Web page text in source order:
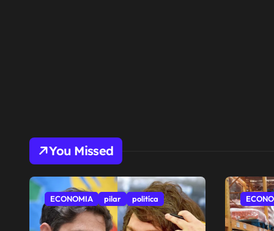
You Missed
ECONOMIA pilar politíca